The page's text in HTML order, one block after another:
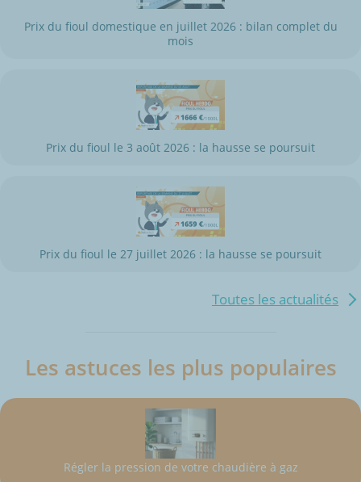
Prix du fioul domestique en juillet 2026 : bilan complet du
mois
Prix du fioul le 3 août 2026 : la hausse se poursuit
Prix du fioul le 27 juillet 2026 : la hausse se poursuit
Toutes les actualités
Les astuces les plus populaires
Régler la pression de votre chaudière à gaz